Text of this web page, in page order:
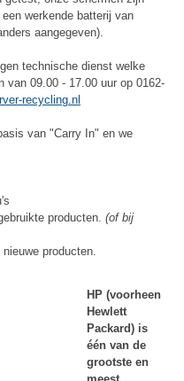
werkende batterij van
aangegeven).
technische dienst welke
van 09.00 - 17.00 uur op 0162-
recycling.nl
van "Carry In" en we
producten. (of bij
producten.
HP (voorheen
Hewlett
Packard) is
één van de
grootste en